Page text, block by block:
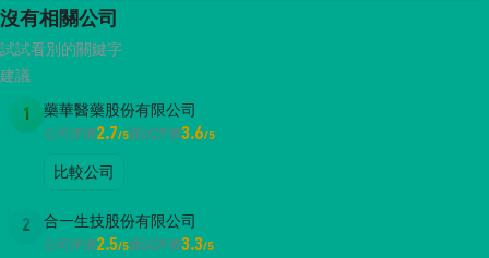
沒有相關公司
試試看別的關鍵字
建議
1 藥華醫藥股份有限公司
公司評價2.7/5面試評價3.6/5
比較公司
2 合一生技股份有限公司
公司評價2.5/5面試評價3.3/5